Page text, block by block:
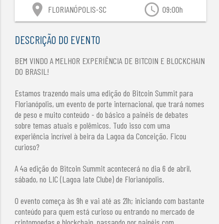
access_time 09:00h
location_on FLORIANÓPOLIS-SC
DESCRIÇÃO DO EVENTO
BEM VINDO A MELHOR EXPERIÊNCIA DE BITCOIN E BLOCKCHAIN
DO BRASIL!
Estamos trazendo mais uma edição do Bitcoin Summit para
Florianópolis, um evento de porte internacional, que trará nomes
de peso e muito conteúdo - do básico a painéis de debates
sobre temas atuais e polêmicos. Tudo isso com uma
experiência incrível à beira da Lagoa da Conceição. Ficou
curioso?
A 4a edição do Bitcoin Summit acontecerá no dia 6 de abril,
sábado, no LIC (Lagoa Iate Clube) de Florianópolis.
O evento começa às 9h e vai até as 21h; iniciando com bastante
conteúdo para quem está curioso ou entrando no mercado de